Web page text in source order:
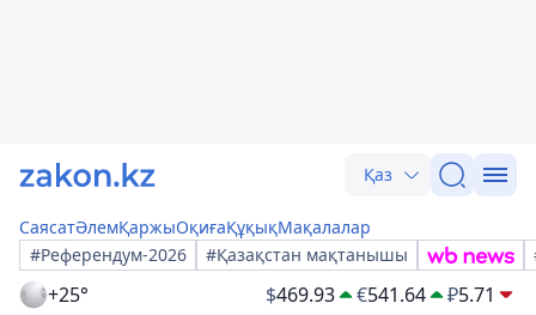
Қаз
СаясатӘлемҚаржыОқиғаҚұқықМақалалар
#Референдум-2026
#Қазақстан мақтанышы
+25° $469.93 €541.64 ₽5.71